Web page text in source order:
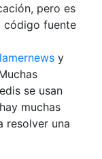
pero es
código fuente
y
se usan
muchas
resolver una